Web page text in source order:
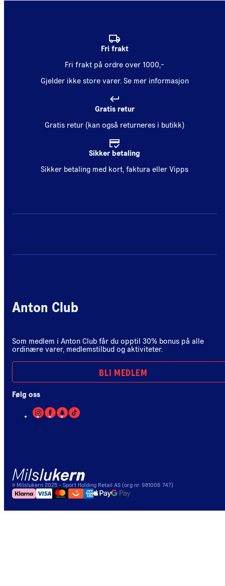
Fri frakt
Fri frakt på ordre over 1000,-
Gjelder ikke store varer. Se mer informasjon
Gratis retur
Gratis retur (kan også returneres i butikk)
Sikker betaling
Sikker betaling med kort, faktura eller Vipps
Anton Club
Som medlem i Anton Club får du opptil 30% bonus på alle
ordinære varer, medlemstilbud og aktiviteter.
BLI MEDLEM
Følg oss
© Milslukern 2025 - Sport Holding Retail AS (org nr. 981006 747)